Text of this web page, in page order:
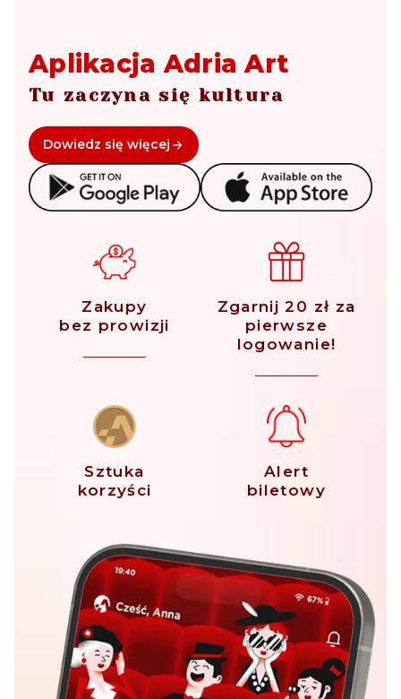
Aplikacja Adria Art
Tu zaczyna się kultura
Dowiedz się więcej
Zakupy
bez prowizji
Zgarnij 20 zł za
pierwsze
logowanie!
Sztuka
korzyści
Alert
biletowy